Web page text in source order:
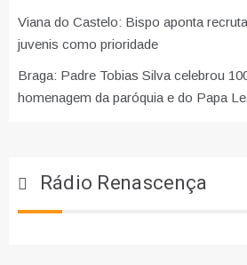
Viana do Castelo: Bispo aponta
juvenis como prioridade
Braga: Padre Tobias Silva celebrou
homenagem da paróquia e do Papa
Rádio Renascença